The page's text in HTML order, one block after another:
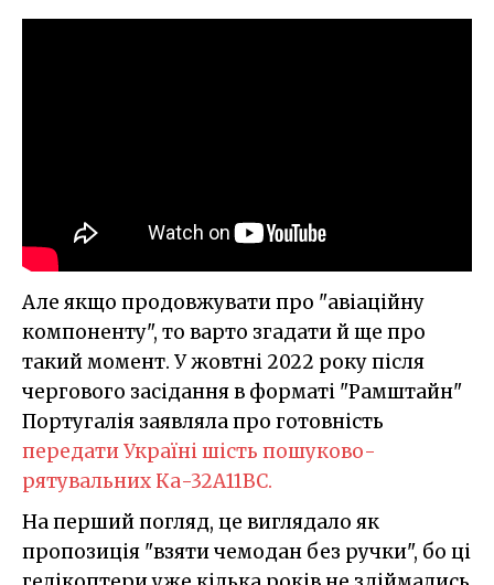
Але якщо продовжувати про "авіаційну
компоненту", то варто згадати й ще про
такий момент. У жовтні 2022 року після
чергового засідання в форматі "Рамштайн"
Португалія заявляла про готовність
передати Україні шість пошуково-
рятувальних Ка-32А11ВС.
На перший погляд, це виглядало як
пропозиція "взяти чемодан без ручки", бо ці